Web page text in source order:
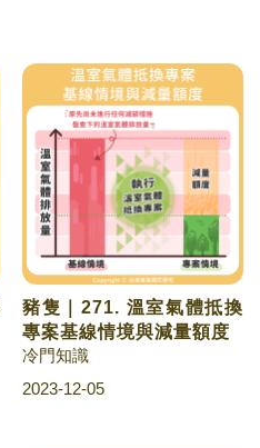
豬隻｜271. 溫室氣體抵換
專案基線情境與減量額度
冷門知識
2023-12-05